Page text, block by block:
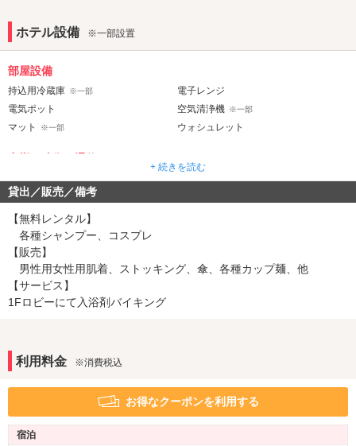
春限定のレンタルコスプレが開始！
春らしい制服など多数取り揃えております♪
是非ご利用下さい☆彡
★ホワイトデープレゼント★
3/14(土)にご来店のお客様へフェイスパックをプレゼント！
ホワイトデーも安心の通常料金にて営業致します♪
★数量限定 バレンタインプレゼント★
2/14(土).15(日)にご来店のお客様へチョコレートのプチギフトをプ
レゼント！
バレンタイン期間も安心の通常料金にて営業致します♪
ご来店お待ちしております☆彡
★期間限定 冬の入浴剤★
冬季限定ローズ＆フローラルの香りの
ウインターアロマバスソルトで
★クリスマス・年末年始営業案内
クリスマス.年末年始のご予約承ります！
ささやかなプレゼントをご用意してお待ちしております。
クリスマス・年末年始も是非当店をご利用ください
★クリスマスプレゼント★
ホテル設備 ※一部設置
部屋設備
持込用冷蔵庫 ※一部
電子レンジ
電気ポット
空気清浄機 ※一部
マット ※一部 ウォシュレット
VOD
Wi-Fi
Android充電器
DVDプレーヤー
アメニティ
セレクトシャンプー
ヘアアイロン
コスプレ ※一部
サービス
ルームサービス 女子会
+ 続きを読む
貸出／販売／備考
【無料レンタル】
各種シャンプー、コスプレ
【販売】
男性用女性用肌着、ストッキング、傘、各種カップ麺、他
【サービス】
1Fロビーにて入浴剤バイキング
利用料金 ※消費税込
お得なクーポンを利用する
宿泊